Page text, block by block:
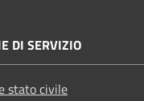
DI SERVIZIO
stato civile